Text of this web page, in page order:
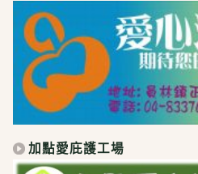
加點愛庇護工場